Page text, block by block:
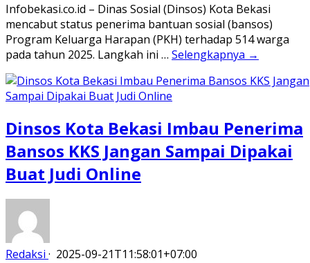
Infobekasi.co.id – Dinas Sosial (Dinsos) Kota Bekasi
mencabut status penerima bantuan sosial (bansos)
Program Keluarga Harapan (PKH) terhadap 514 warga
pada tahun 2025. Langkah ini … Selengkapnya →
Dinsos Kota Bekasi Imbau Penerima
Bansos KKS Jangan Sampai Dipakai
Buat Judi Online
Redaksi · 2025-09-21T11:58:01+07:00